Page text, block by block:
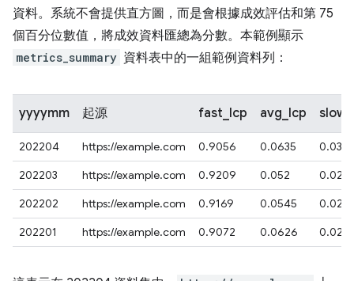
資料。系統不會提供直方圖，而是會根據成效評估和第 75
個百分位數值，將成效資料匯總為分數。本範例顯示
metrics_summary 資料表中的一組範例資料列：
yyyymm 起源 fast_lcp avg_lcp
202204 https://example.com 0.9056 0.0635
0.0301
202203
https://example.com 0.9209 0.052
202202
https://example.com 0.9169 0.0545
202201
https://example.com 0.9072 0.0626